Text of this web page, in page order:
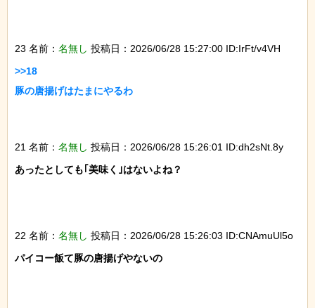
23 名前： 名無し 投稿日：2026/06/28 15:27:00 ID:IrFt/v4VH
>>18
豚の唐揚げはたまにやるわ
21 名前： 名無し 投稿日：2026/06/28 15:26:01 ID:dh2sNt.8y
あったとしても｢美味く｣はないよね？
22 名前： 名無し 投稿日：2026/06/28 15:26:03 ID:CNAmuUl5o
パイコー飯て豚の唐揚げやないの